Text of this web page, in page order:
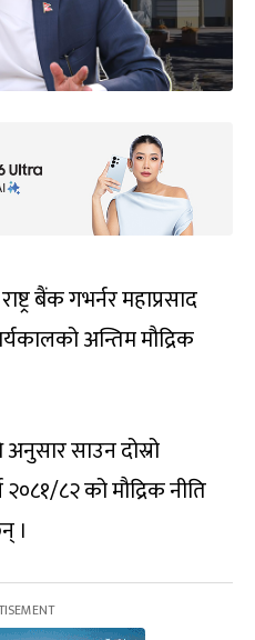
बैंक गभर्नर महाप्रसाद
अन्तिम मौद्रिक
अनुसार साउन दोस्रो
८२ को मौद्रिक नीति
।